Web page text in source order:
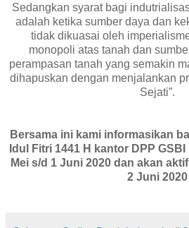
Sedangkan syarat bagi
adalah ketika sumber daya dan
tidak dikuasai oleh
monopoli atas tanah dan
perampasan tanah yang semakin
dihapuskan dengan menjalankan
Sejati”.
Bersama ini kami informasikan
Idul Fitri 1441 H kantor DPP
Mei s/d 1 Juni 2020 dan akan
2 Juni 2020